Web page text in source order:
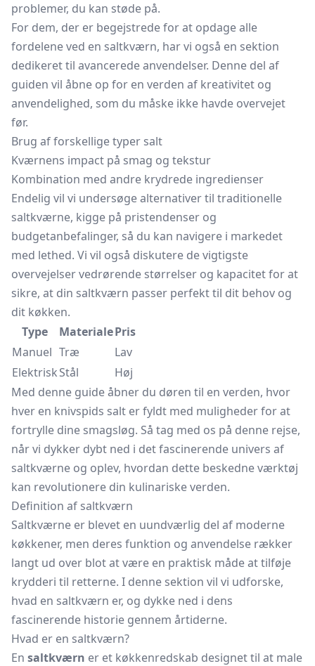
problemer, du kan støde på.
For dem, der er begejstrede for at opdage alle
fordelene ved en saltkværn, har vi også en sektion
dedikeret til avancerede anvendelser. Denne del af
guiden vil åbne op for en verden af kreativitet og
anvendelighed, som du måske ikke havde overvejet
før.
Brug af forskellige typer salt
Kværnens impact på smag og tekstur
Kombination med andre krydrede ingredienser
Endelig vil vi undersøge alternativer til traditionelle
saltkværne, kigge på pristendenser og
budgetanbefalinger, så du kan navigere i markedet
med lethed. Vi vil også diskutere de vigtigste
overvejelser vedrørende størrelser og kapacitet for at
sikre, at din saltkværn passer perfekt til dit behov og
dit køkken.
Type
MaterialePris
Manuel Træ
Lav
ElektriskStål
Høj
Med denne guide åbner du døren til en verden, hvor
hver en knivspids salt er fyldt med muligheder for at
fortrylle dine smagsløg. Så tag med os på denne rejse,
når vi dykker dybt ned i det fascinerende univers af
saltkværne og oplev, hvordan dette beskedne værktøj
kan revolutionere din kulinariske verden.
Definition af saltkværn
Saltkværne er blevet en uundværlig del af moderne
køkkener, men deres funktion og anvendelse rækker
langt ud over blot at være en praktisk måde at tilføje
krydderi til retterne. I denne sektion vil vi udforske,
hvad en saltkværn er, og dykke ned i dens
fascinerende historie gennem årtiderne.
Hvad er en saltkværn?
En saltkværn er et køkkenredskab designet til at male